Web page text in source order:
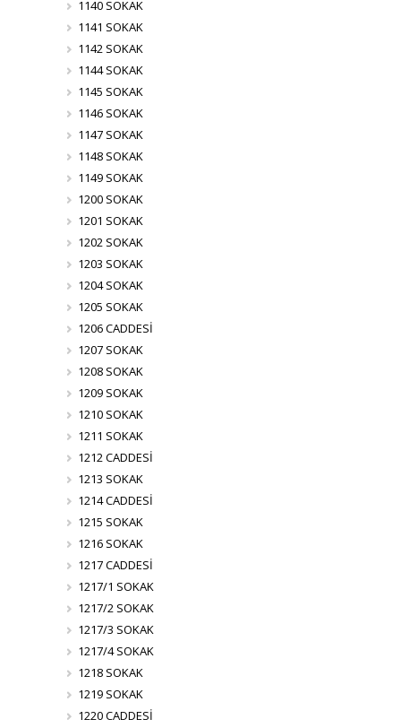
1140 SOKAK
1141 SOKAK
1142 SOKAK
1144 SOKAK
1145 SOKAK
1146 SOKAK
1147 SOKAK
1148 SOKAK
1149 SOKAK
1200 SOKAK
1201 SOKAK
1202 SOKAK
1203 SOKAK
1204 SOKAK
1205 SOKAK
1206 CADDESİ
1207 SOKAK
1208 SOKAK
1209 SOKAK
1210 SOKAK
1211 SOKAK
1212 CADDESİ
1213 SOKAK
1214 CADDESİ
1215 SOKAK
1216 SOKAK
1217 CADDESİ
1217/1 SOKAK
1217/2 SOKAK
1217/3 SOKAK
1217/4 SOKAK
1218 SOKAK
1219 SOKAK
1220 CADDESİ